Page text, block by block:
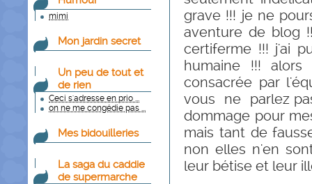
mimi
Mon jardin secret
Un peu de tout et
de rien
Ceci s'adresse en prio ...
on ne me congédie pas ...
Mes bidouilleries
La saga du caddie
de supermarche
grave !!! je ne
aventure de blog
certiferme !!! j'ai
humaine !!!
consacrée par
vous ne parlez
dommage pour
mais tant de
non elles n'en
leur bétise et leur